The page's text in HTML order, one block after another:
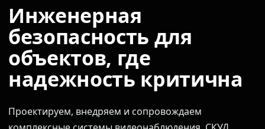
Инженерная
безопасность для
объектов, где
надежность критична
Проектируем, внедряем и сопровождаем